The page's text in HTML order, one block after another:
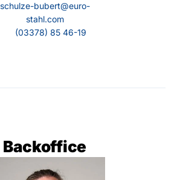
schulze-bubert@euro-
stahl.com
(03378) 85 46-19
Backoffice